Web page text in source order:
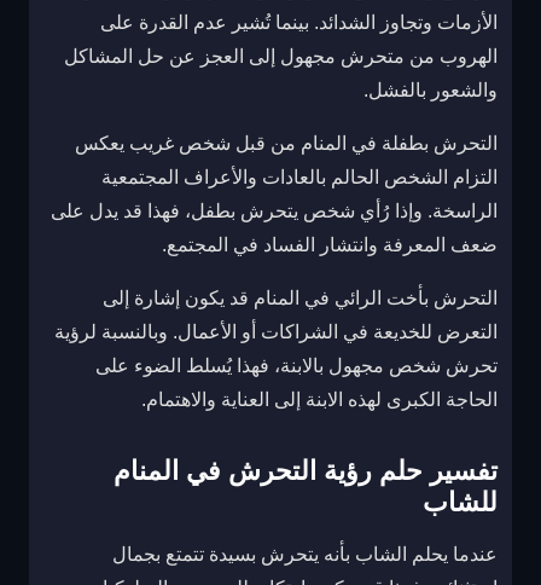
الأزمات وتجاوز الشدائد. بينما تُشير عدم القدرة على
الهروب من متحرش مجهول إلى العجز عن حل المشاكل
والشعور بالفشل.
التحرش بطفلة في المنام من قبل شخص غريب يعكس
التزام الشخص الحالم بالعادات والأعراف المجتمعية
الراسخة. وإذا رُأي شخص يتحرش بطفل، فهذا قد يدل على
ضعف المعرفة وانتشار الفساد في المجتمع.
التحرش بأخت الرائي في المنام قد يكون إشارة إلى
التعرض للخديعة في الشراكات أو الأعمال. وبالنسبة لرؤية
تحرش شخص مجهول بالابنة، فهذا يُسلط الضوء على
الحاجة الكبرى لهذه الابنة إلى العناية والاهتمام.
تفسير حلم رؤية التحرش في المنام
للشاب
عندما يحلم الشاب بأنه يتحرش بسيدة تتمتع بجمال